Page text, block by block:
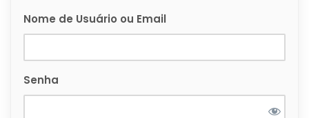
Nome de Usuário ou Email
Senha